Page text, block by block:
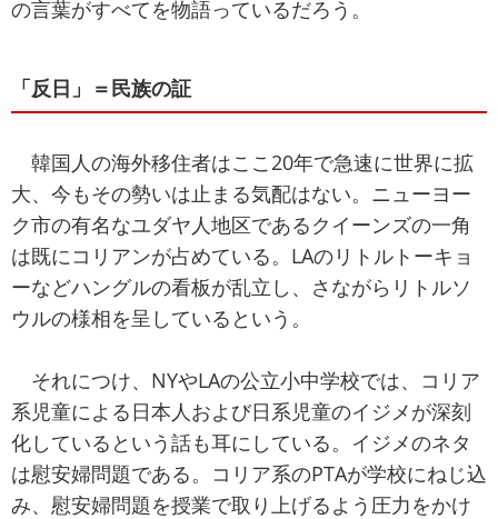
の言葉がすべてを物語っているだろう。
「反日」＝民族の証
韓国人の海外移住者はここ20年で急速に世界に拡
大、今もその勢いは止まる気配はない。ニューヨー
ク市の有名なユダヤ人地区であるクイーンズの一角
は既にコリアンが占めている。LAのリトルトーキョ
ーなどハングルの看板が乱立し、さながらリトルソ
ウルの様相を呈しているという。
それにつけ、NYやLAの公立小中学校では、コリア
系児童による日本人および日系児童のイジメが深刻
化しているという話も耳にしている。イジメのネタ
は慰安婦問題である。コリア系のPTAが学校にねじ込
み、慰安婦問題を授業で取り上げるよう圧力をかけ